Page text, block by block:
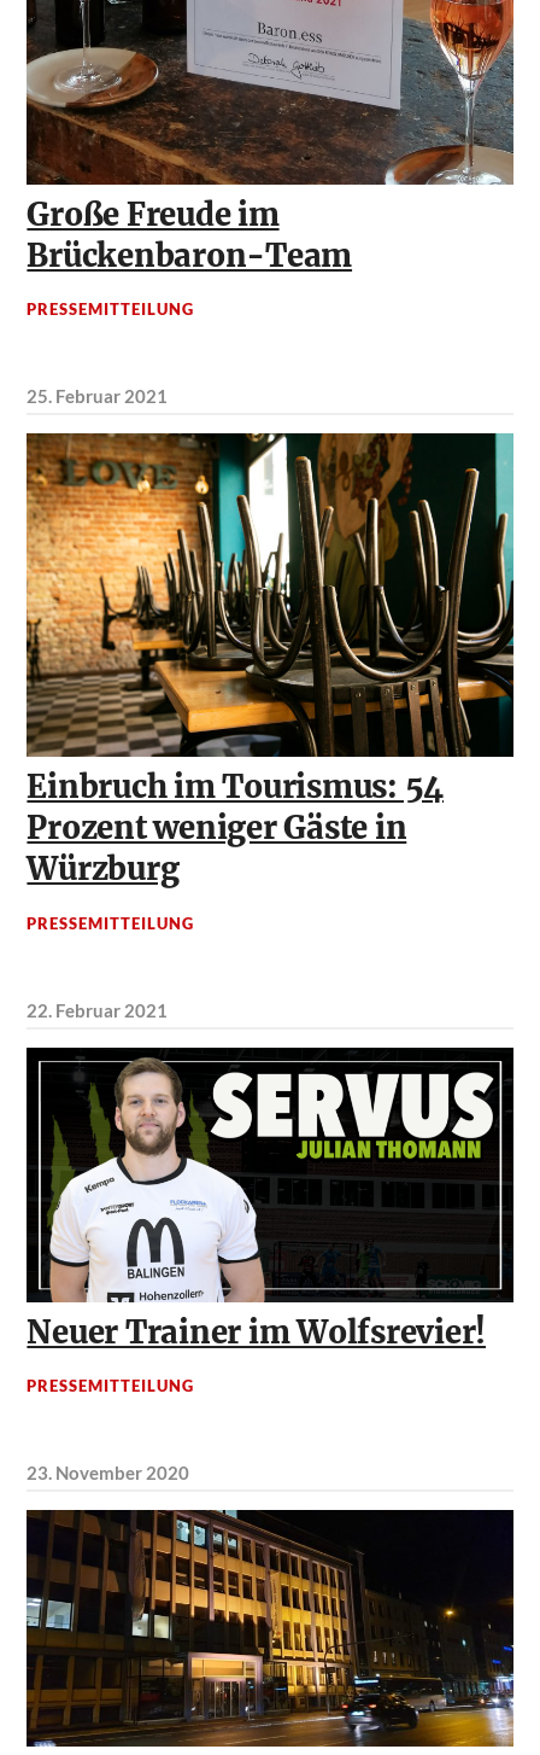
Große Freude im
Brückenbaron-Team
PRESSEMITTEILUNG
25. Februar 2021
Einbruch im Tourismus: 54
Prozent weniger Gäste in
Würzburg
PRESSEMITTEILUNG
22. Februar 2021
Neuer Trainer im Wolfsrevier!
PRESSEMITTEILUNG
23. November 2020